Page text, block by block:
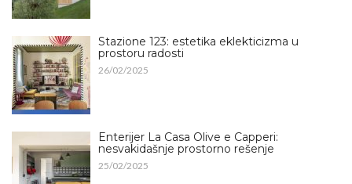
Stazione 123: estetika eklekticizma u
prostoru radosti
26/02/2025
Enterijer La Casa Olive e Capperi:
nesvakidašnje prostorno rešenje
25/02/2025